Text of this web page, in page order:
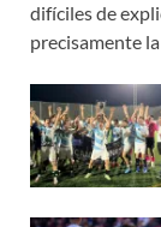
difíciles de
precisamente